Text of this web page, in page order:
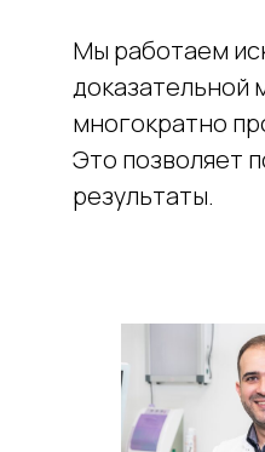
Мы работаем
доказательной
многократно
Это позволяет
результаты.